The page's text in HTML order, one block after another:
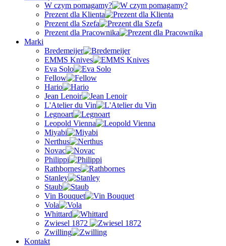
W czym pomagamy?
Prezent dla Klienta
Prezent dla Szefa
Prezent dla Pracownika
Marki
Bredemeijer
EMMS Knives
Eva Solo
Fellow
Hario
Jean Lenoir
L'Atelier du Vin
Legnoart
Leopold Vienna
Miyabi
Nerthus
Novac
Philippi
Rathbornes
Stanley
Staub
Vin Bouquet
Vola
Whittard
Zwiesel 1872
Zwilling
Kontakt